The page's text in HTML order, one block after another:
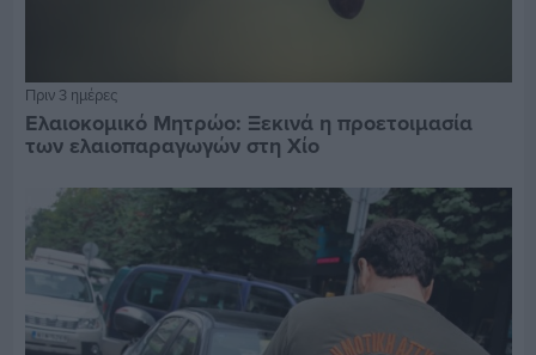
Πριν 3 ημέρες
Ελαιοκομικό Μητρώο: Ξεκινά η προετοιμασία
των ελαιοπαραγωγών στη Χίο